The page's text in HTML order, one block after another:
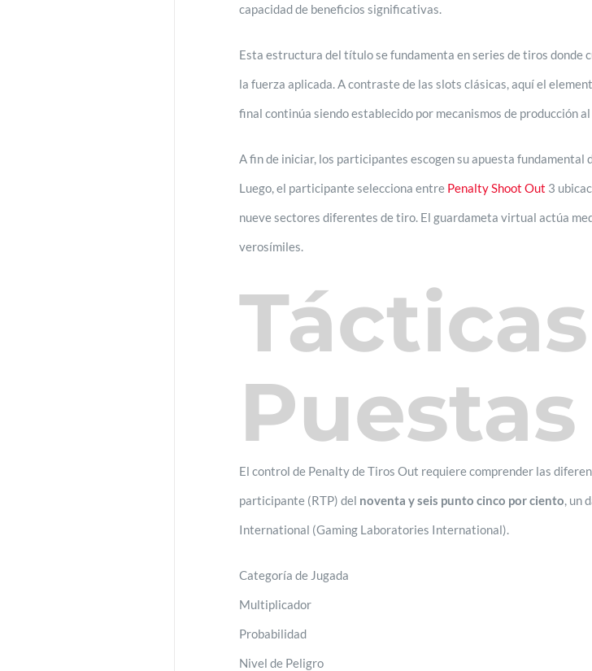
capacidad de beneficios significativas.
Esta estructura del título se fundamenta en series de tiros
la fuerza aplicada. A contraste de las slots clásicas, aquí el
final continúa siendo establecido por mecanismos de producción
A fin de iniciar, los participantes escogen su apuesta
Luego, el participante selecciona entre Penalty Shoot Out 3
nueve sectores diferentes de tiro. El guardameta virtual actúa
verosímiles.
El control de Penalty de Tiros Out requiere comprender las
participante (RTP) del noventa y seis punto cinco por ciento, un
International (Gaming Laboratories International).
Categoría de Jugada
Multiplicador
Probabilidad
Nivel de Peligro